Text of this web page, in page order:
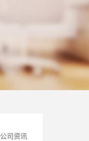
公司资讯